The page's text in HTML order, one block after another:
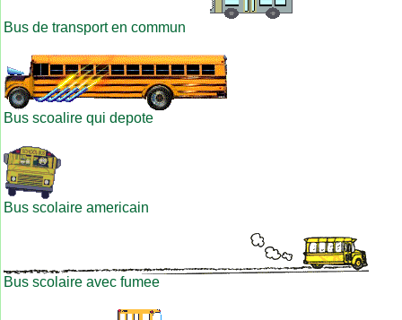
Bus de transport en commun
Bus scoalire qui depote
Bus scolaire americain
Bus scolaire avec fumee